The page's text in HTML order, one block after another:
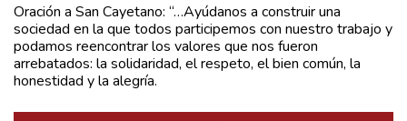
Oración a San Cayetano: “…Ayúdanos a construir una
sociedad en la que todos participemos con nuestro trabajo y
podamos reencontrar los valores que nos fueron
arrebatados: la solidaridad, el respeto, el bien común, la
honestidad y la alegría.